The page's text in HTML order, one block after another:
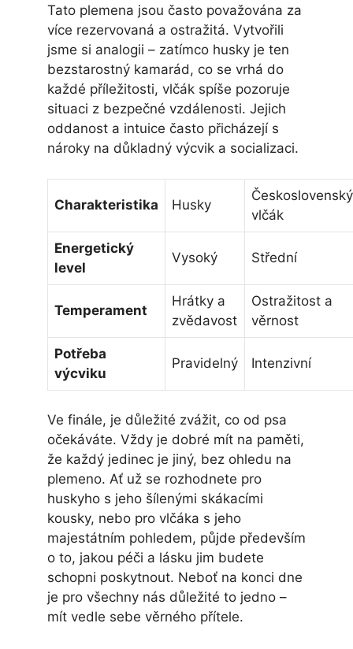
Tato plemena jsou často považována za
více rezervovaná a ostražitá. Vytvořili
jsme si analogii – zatímco husky je ten
bezstarostný kamarád, co se vrhá do
každé příležitosti, vlčák spíše pozoruje
situaci z bezpečné vzdálenosti. Jejich
oddanost a intuice často přicházejí s
nároky na důkladný výcvik a socializaci.
Charakteristika Husky
Československý
vlčák
Energetický
level
Vysoký Střední
Temperament
Hrátky a
zvědavost
Ostražitost a
věrnost
Potřeba
výcviku
Pravidelný Intenzivní
Ve finále, je důležité zvážit, co od psa
očekáváte. Vždy je dobré mít na paměti,
že každý jedinec je jiný, bez ohledu na
plemeno. Ať už se rozhodnete pro
huskyho s jeho šílenými skákacími
kousky, nebo pro vlčáka s jeho
majestátním pohledem, půjde především
o to, jakou péči a lásku jim budete
schopni poskytnout. Neboť na konci dne
je pro všechny nás důležité to jedno –
mít vedle sebe věrného přítele.